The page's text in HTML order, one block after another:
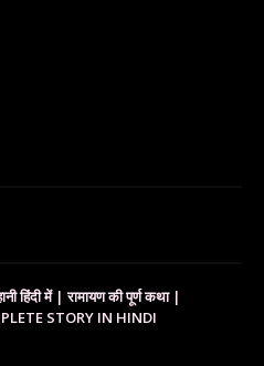
हिंदी में | रामायण की पूर्ण कथा |
STORY IN HINDI